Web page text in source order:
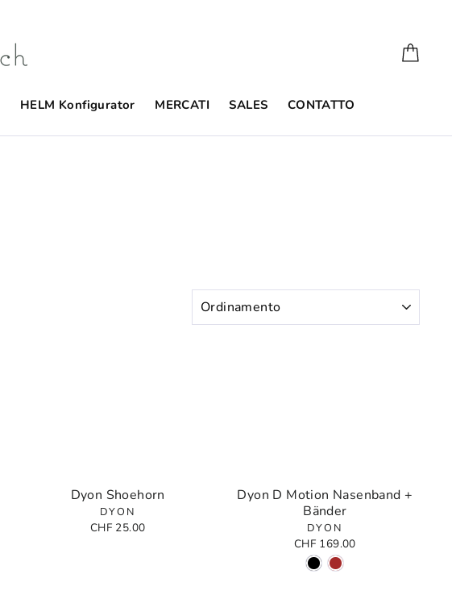
HELM Konfigurator MERCATI SALES CONTATTO
Dyon Shoehorn
DYON
CHF 25.00
Dyon D Motion Nasenband +
Bänder
DYON
CHF 169.00